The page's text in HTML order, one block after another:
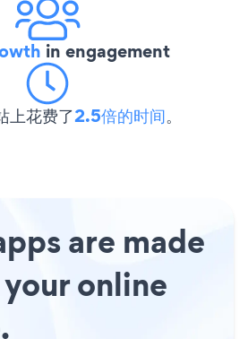
in engagement
上花费了2.5倍的时间。
are made
online